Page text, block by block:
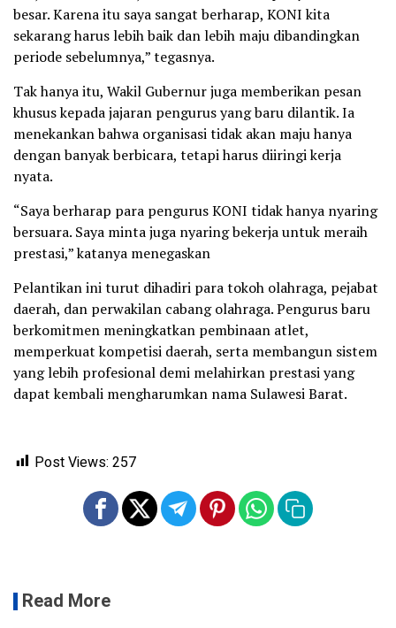
besar. Karena itu saya sangat berharap, KONI kita
sekarang harus lebih baik dan lebih maju dibandingkan
periode sebelumnya,” tegasnya.
Tak hanya itu, Wakil Gubernur juga memberikan pesan
khusus kepada jajaran pengurus yang baru dilantik. Ia
menekankan bahwa organisasi tidak akan maju hanya
dengan banyak berbicara, tetapi harus diiringi kerja
nyata.
“Saya berharap para pengurus KONI tidak hanya nyaring
bersuara. Saya minta juga nyaring bekerja untuk meraih
prestasi,” katanya menegaskan
Pelantikan ini turut dihadiri para tokoh olahraga, pejabat
daerah, dan perwakilan cabang olahraga. Pengurus baru
berkomitmen meningkatkan pembinaan atlet,
memperkuat kompetisi daerah, serta membangun sistem
yang lebih profesional demi melahirkan prestasi yang
dapat kembali mengharumkan nama Sulawesi Barat.
Post Views: 257
Read More